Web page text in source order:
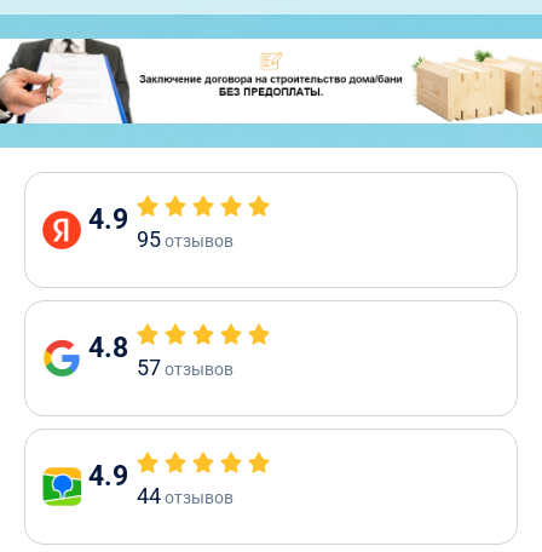
4.9
95отзывов
4.8
57отзывов
4.9
44отзывов